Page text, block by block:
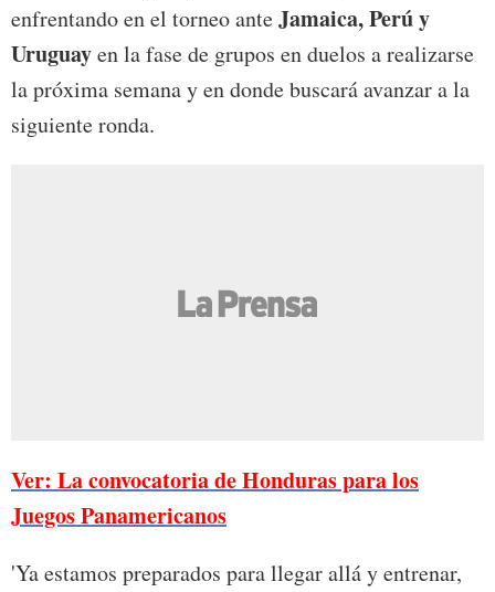
enfrentando en el torneo anteJamaica, Perú y
Uruguayen la fase de grupos en duelos a realizarse
la próxima semana y en donde buscará avanzar a la
siguiente ronda.
Ver: La convocatoria de Honduras para los
Juegos Panamericanos
'Ya estamos preparados para llegar allá y entrenar,